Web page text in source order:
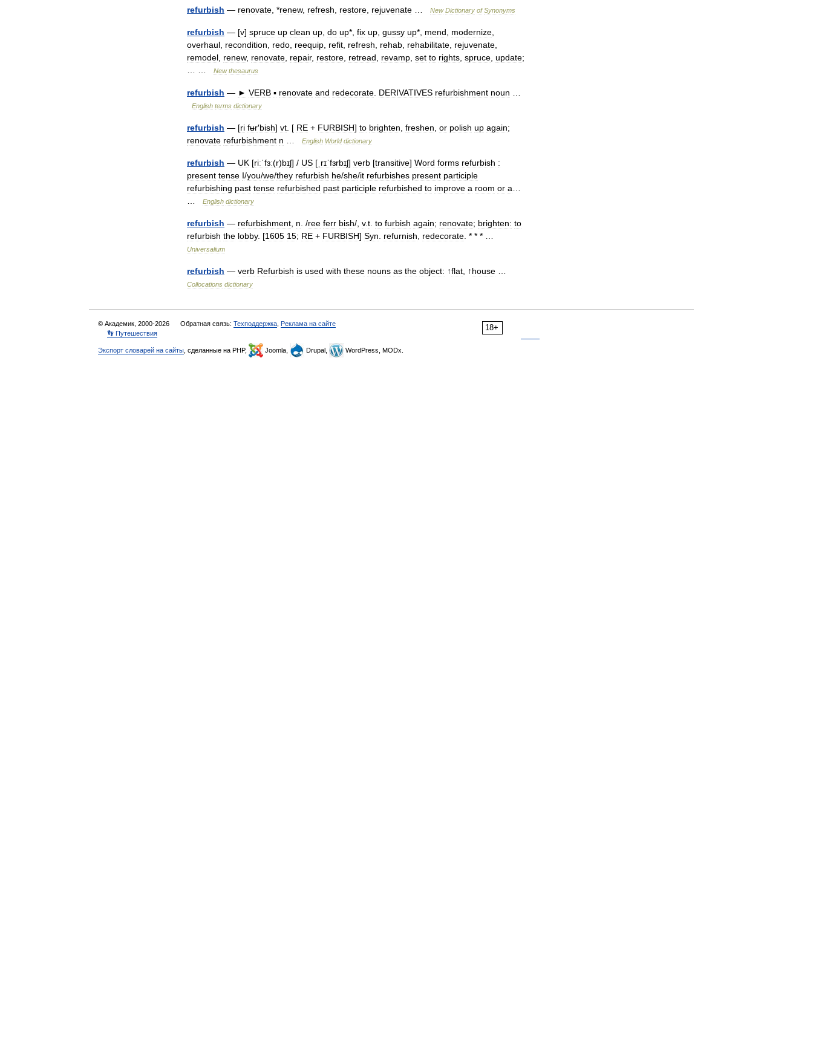
refurbish — renovate , *renew, refresh restore rejuvenate New Dictionary of Synonyms
refurbish — [v] spruce up clean up do up*, fix up gussy up*, mend modernize
overhaul recondition redo reequip refit refresh rehab rehabilitate rejuvenate
remodel renew, renovate repair, restore retread revamp set to rights spruce update;
New thesaurus
refurbish — ► VERB ▪ renovate and redecorate DERIVATIVES refurbishment noun
English terms dictionary
refurbish — [ri fʉr′bish] vt . [ RE + FURBISH] to brighten freshen or polish up again;
renovate refurbishment n English World dictionary
refurbish — UK [riːˈfɜː(r)bɪʃ] / US [ ˌrɪˈfɜrbɪʃ] verb [transitive] Word forms refurbish :
present tense I/you/we/they refurbish he/she/it refurbishes present participle
refurbishing past tense refurbished past participle refurbished to improve a room or a
English dictionary
refurbish — refurbishment n . /ree ferr bish/, v.t to furbish again; renovate; brighten: to
refurbish the lobby. [1605 15; RE + FURBISH] Syn refurnish redecorate . * * * …
Universalium
refurbish — verb Refurbish is used with these nouns as the object: ↑flat , ↑house
Collocations dictionary
18+
© Академик, 2000-2026 Обратная связь: Техподдержка Реклама на сайте
👣 Путешествия
Экспорт словарей на сайты , сделанные на PHP, Joomla, Drupal, WordPress, MODx.